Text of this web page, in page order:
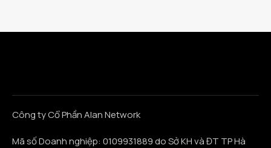
Công ty Cổ Phần Alan Network
Mã số Doanh nghiệp: 0109931889 do Sở KH và ĐT TP Hà